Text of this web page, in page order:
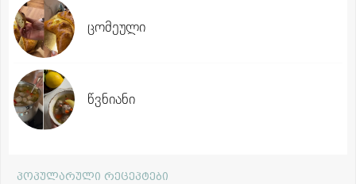
ცომეული
წვნიანი
პოპულარული რეცეპტები